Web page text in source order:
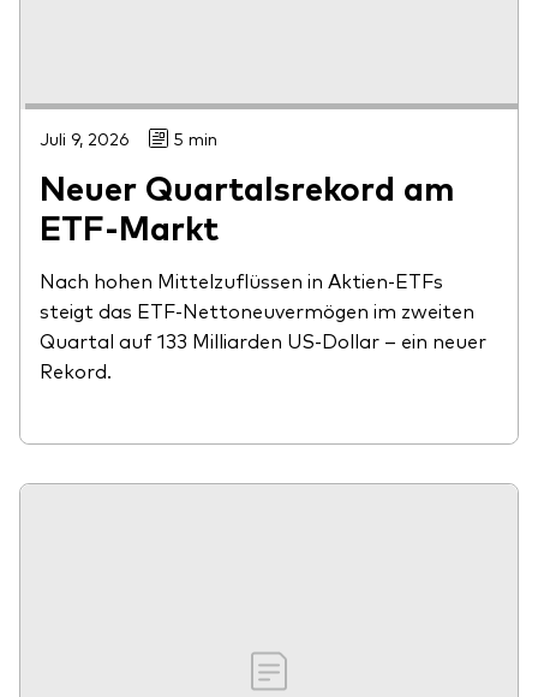
Juli 9, 2026 5 min
Neuer Quartalsrekord am
ETF-Markt
Nach hohen Mittelzuflüssen in Aktien-ETFs
steigt das ETF-Nettoneuvermögen im zweiten
Quartal auf 133 Milliarden US-Dollar – ein neuer
Rekord.